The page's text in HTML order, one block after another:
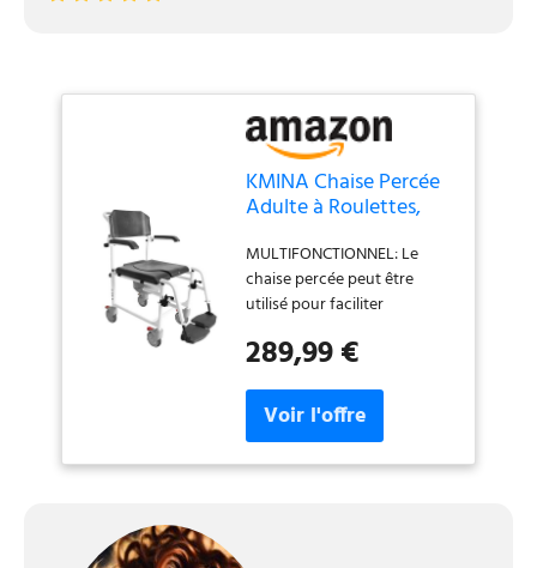
KMINA Chaise Percée
Adulte à Roulettes,
MULTIFONCTIONNEL: Le
chaise percée peut être
utilisé pour faciliter
l'urinoir incorporé ou le WC
utilisé dans la douche pour
l'hygiène personnelle des
289,99 €